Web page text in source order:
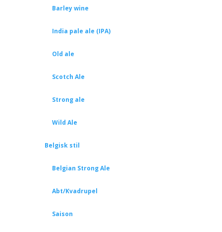
Barley wine
India pale ale (IPA)
Old ale
Scotch Ale
Strong ale
Wild Ale
Belgisk stil
Belgian Strong Ale
Abt/Kvadrupel
Saison